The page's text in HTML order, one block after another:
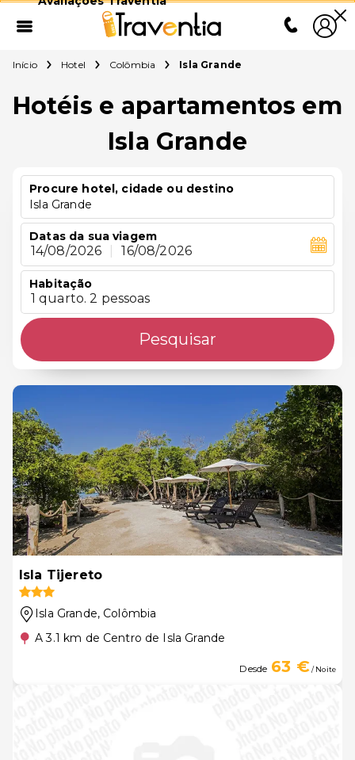
Início Hotel Colômbia Isla Grande
Hotéis e apartamentos em
Isla Grande
Procure hotel, cidade ou destino
Isla Grande
Datas da sua viagem
14/08/2026 16/08/2026
Habitação
1 quarto. 2 pessoas
Pesquisar
Isla Tijereto
Isla Grande, Colômbia
A 3.1 km de Centro de Isla Grande
Desde 63 €/ Noite